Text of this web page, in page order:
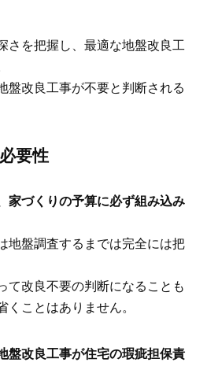
さを把握し、最適な地盤改良工
盤改良工事が不要と判断される
要性
家づくりの予算に必ず組み込み
地盤調査するまでは完全には把
て改良不要の判断になることも
ことはありません。
盤改良工事が住宅の瑕疵担保責